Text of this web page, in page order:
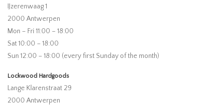
IJzerenwaag 1
2000 Antwerpen
Mon – Fri 11:00 – 18:00
Sat 10:00 – 18:00
Sun 12:00 – 18:00 (every first Sunday of the month)
Lockwood Hardgoods
Lange Klarenstraat 29
2000 Antwerpen